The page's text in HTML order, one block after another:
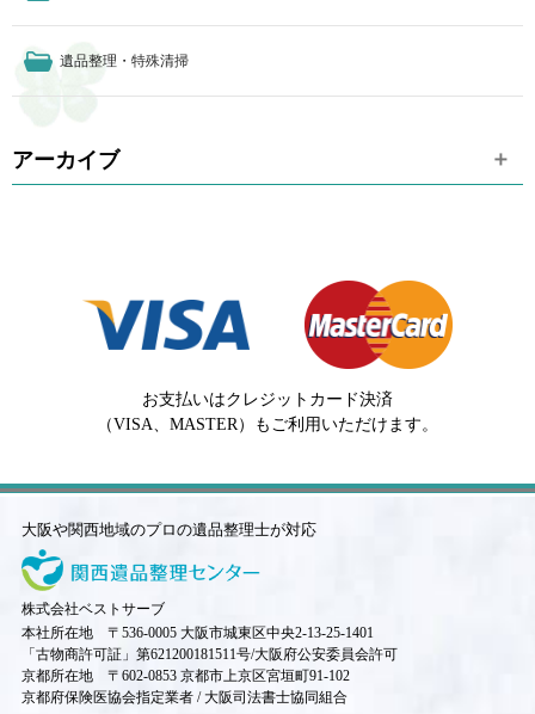
遺品整理・特殊清掃
アーカイブ
お支払いはクレジットカード決済
（VISA、MASTER）もご利用いただけます。
大阪や関西地域のプロの遺品整理士が対応
株式会社ベストサーブ
本社所在地 〒536-0005 大阪市城東区中央2-13-25-1401
「古物商許可証」第621200181511号/大阪府公安委員会許可
京都所在地 〒602-0853 京都市上京区宮垣町91-102
京都府保険医協会指定業者 / 大阪司法書士協同組合